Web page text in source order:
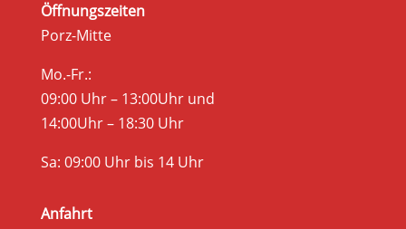
Öffnungszeiten
Porz-Mitte
Mo.-Fr.:
09:00 Uhr – 13:00Uhr und
14:00Uhr – 18:30 Uhr
Sa: 09:00 Uhr bis 14 Uhr
Anfahrt